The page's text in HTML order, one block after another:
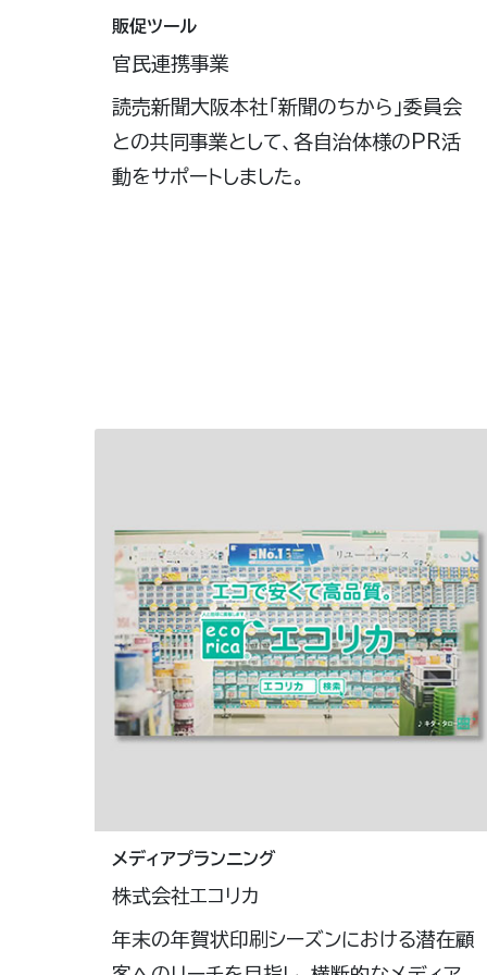
販促ツール
官民連携事業
読売新聞大阪本社「新聞のちから」委員会
との共同事業として、各自治体様のPR活
動をサポートしました。
メディアプランニング
株式会社エコリカ
年末の年賀状印刷シーズンにおける潜在顧